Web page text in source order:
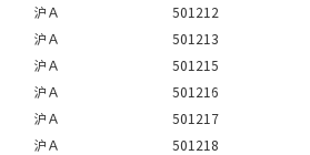
沪Ａ
501212
沪Ａ
501213
沪Ａ
501215
沪Ａ
501216
沪Ａ
501217
沪Ａ
501218